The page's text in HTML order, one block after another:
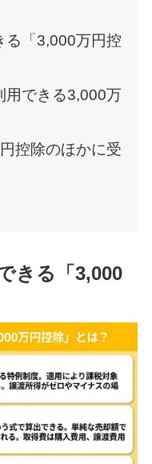
る「3,000万円控
用できる3,000万
控除のほかに受
きる「3,000